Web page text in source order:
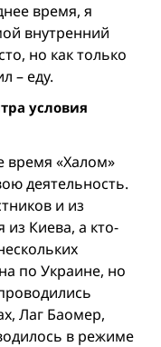
время, я
внутренний
но как только
– еду.
условия
время «Халом»
деятельность.
и из
Киева, а кто-
по Украине, но
Лаг Баомер,
в режиме